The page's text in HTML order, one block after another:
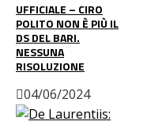
UFFICIALE – CIRO
POLITO NON È PIÙ IL
DS DEL BARI.
NESSUNA
RISOLUZIONE
04/06/2024